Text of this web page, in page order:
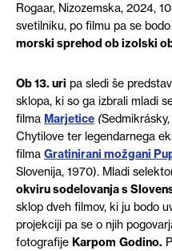
Rogaar, Nizozemska, 2024,
svetilniku, po filmu pa se
morski sprehod ob izolski
Ob 13. uri pa sledi še
sklopa, ki so ga izbrali mladi
filma Marjetice (
Chytilove ter legendarnega
filma Gratinirani možgani
Slovenija, 1970). Mladi
okviru sodelovanja s
sklop dveh filmov, ki ju bodo
projekciji pa se o njih
fotografije Karpom Godino.